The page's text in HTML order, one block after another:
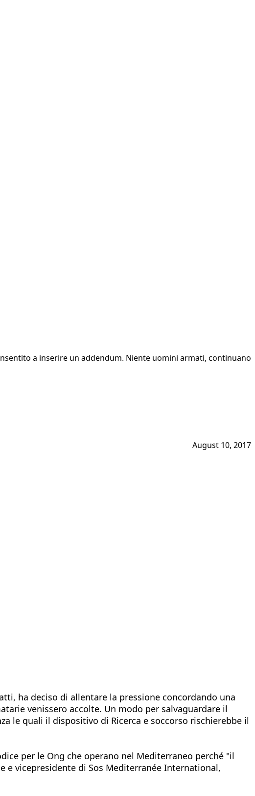
a inserire un addendum. Niente uomini armati, continuano
August 10, 2017
ha deciso di allentare la pressione concordando una
venissero accolte. Un modo per salvaguardare il
le quali il dispositivo di Ricerca e soccorso rischierebbe il
per le Ong che operano nel Mediterraneo perché "il
e vicepresidente di Sos Mediterranée International,